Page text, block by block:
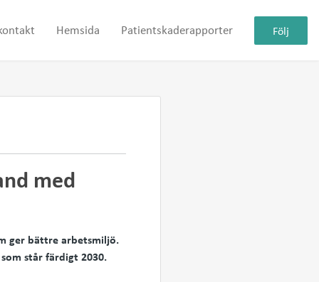
Hemsida Patientskaderapporter Följ
med
ger bättre arbetsmiljö.
står färdigt 2030.